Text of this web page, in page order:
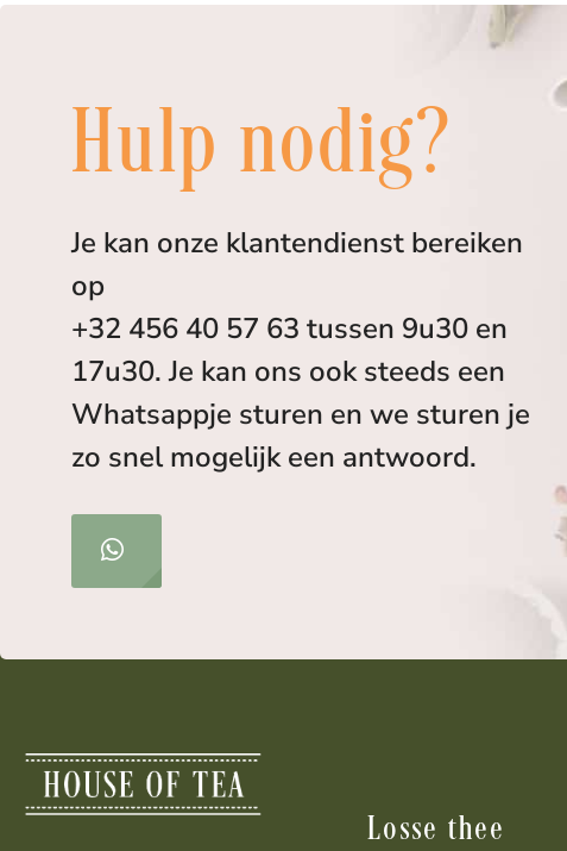
Hulp nodig?
Je kan onze klantendienst bereiken
op
+32 456 40 57 63 tussen 9u30 en
17u30. Je kan ons ook steeds een
Whatsappje sturen en we sturen je
zo snel mogelijk een antwoord.
Losse thee